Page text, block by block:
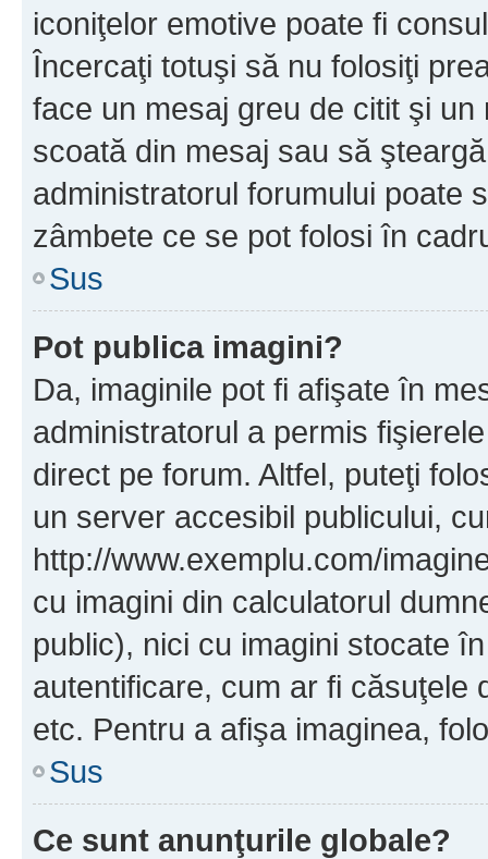
iconiţelor emotive poate fi
Încercaţi totuşi să nu folosiţi
face un mesaj greu de citit şi
scoată din mesaj sau să
administratorul forumului poate
zâmbete ce se pot folosi în
Sus
Pot publica imagini?
Da, imaginile pot fi afişate în
administratorul a permis
direct pe forum. Altfel, puteţi
un server accesibil publicului,
http://www.exemplu.com/
cu imagini din calculatorul
public), nici cu imagini stocate
autentificare, cum ar fi căsuţele
etc. Pentru a afişa imaginea,
Sus
Ce sunt anunţurile globale?